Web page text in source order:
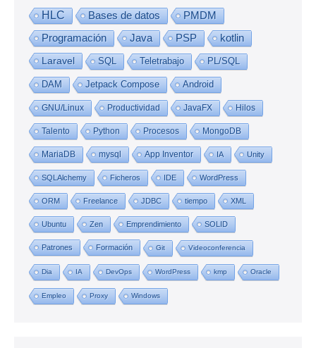
HLC Bases de datos
PMDM
Programación
Java PSP
kotlin
Laravel
SQL Teletrabajo PL/SQL
DAM Jetpack Compose Android
GNU/Linux Productividad JavaFX Hilos
Talento Python Procesos MongoDB
MariaDB mysql App Inventor IA Unity
SQLAlchemy Ficheros IDE WordPress
ORM Freelance JDBC tiempo XML
Ubuntu Zen Emprendimiento SOLID
Patrones Formación Git Videoconferencia
Dia IA DevOps WordPress kmp Oracle
Empleo Proxy Windows